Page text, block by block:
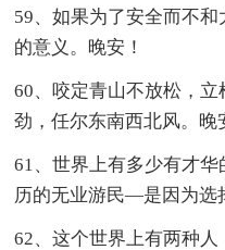
59、如果为了安全而不
的意义。晚安！
60、咬定青山不放松，
劲，任尔东南西北风。晚
61、世界上有多少有才
历的无业游民—是因为选
62、这个世界上有两种